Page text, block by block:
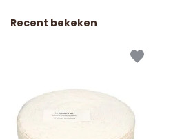
Recent bekeken